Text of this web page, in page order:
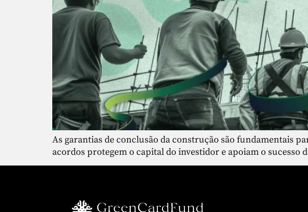
As garantias de conclusão da construção são fundamentais
acordos protegem o capital do investidor e apoiam o sucesso